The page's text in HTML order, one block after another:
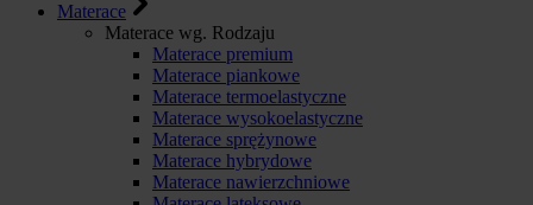
Materace
Materace wg. Rodzaju
Materace premium
Materace piankowe
Materace termoelastyczne
Materace wysokoelastyczne
Materace sprężynowe
Materace hybrydowe
Materace nawierzchniowe